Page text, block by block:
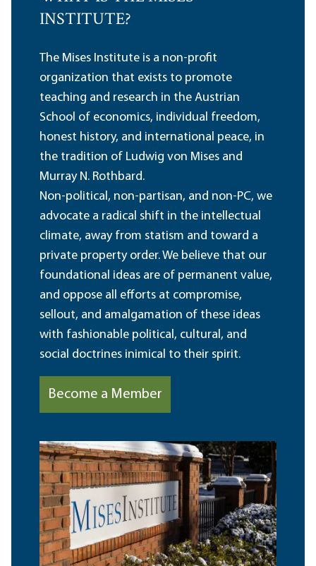
INSTITUTE?
The Mises Institute is a non-profit
organization that exists to promote
teaching and research in the Austrian
School of economics, individual freedom,
honest history, and international peace, in
the tradition of Ludwig von Mises and
Murray N. Rothbard.
Non-political, non-partisan, and non-PC, we
advocate a radical shift in the intellectual
climate, away from statism and toward a
private property order. We believe that our
foundational ideas are of permanent value,
and oppose all efforts at compromise,
sellout, and amalgamation of these ideas
with fashionable political, cultural, and
social doctrines inimical to their spirit.
Become a Member